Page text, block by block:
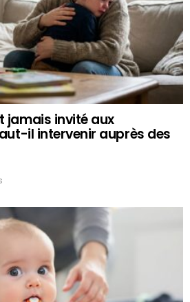
jamais invité aux
il intervenir auprès des